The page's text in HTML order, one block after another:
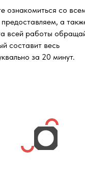
ознакомиться со
а
всей работы
составит весь
за 20 минут.